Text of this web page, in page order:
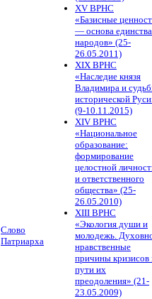
Слово
Патриарха
XV ВРНС
«Базисные
— основа единства
народов» (25-
26.05.2011)
XIX ВРНС
«Наследие князя
Владимира и
исторической
(9-10.11.2015)
XIV ВРНС
«Национальное
образование:
формирование
целостной
и ответственного
общества» (25-
26.05.2010)
XIII ВРНС
«Экология души и
молодежь.
нравственные
причины кризисов
пути их
преодоления» (21-
23.05.2009)